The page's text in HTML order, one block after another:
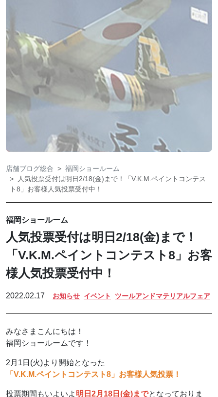
店舗ブログ総合
福岡ショールーム
人気投票受付は明日2/18(金)まで！「V.K.M.ペイントコンテス
ト8」お客様人気投票受付中！
福岡ショールーム
人気投票受付は明日2/18(金)まで！
「V.K.M.ペイントコンテスト8」お客
様人気投票受付中！
2022.02.17 お知らせ イベント ツールアンドマテリアルフェア
みなさまこんにちは！
福岡ショールームです！
2月1日(火)より開始となった
「V.K.M.ペイントコンテスト8」お客様人気投票！
投票期間もいよいよ 明日2月18日(金)までとなっておりま